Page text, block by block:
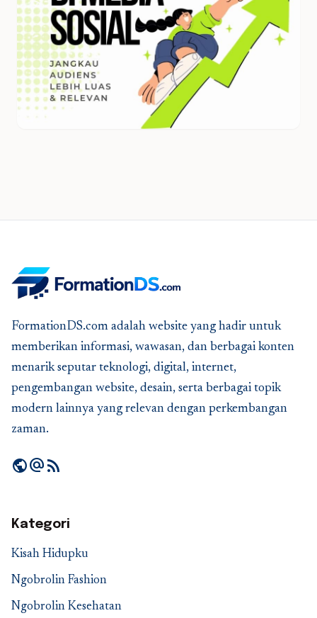
FormationDS.com adalah website yang hadir untuk
memberikan informasi, wawasan, dan berbagai konten
menarik seputar teknologi, digital, internet,
pengembangan website, desain, serta berbagai topik
modern lainnya yang relevan dengan perkembangan
zaman.
publicalternate_emailrss_feed
Kategori
Kisah Hidupku
Ngobrolin Fashion
Ngobrolin Kesehatan